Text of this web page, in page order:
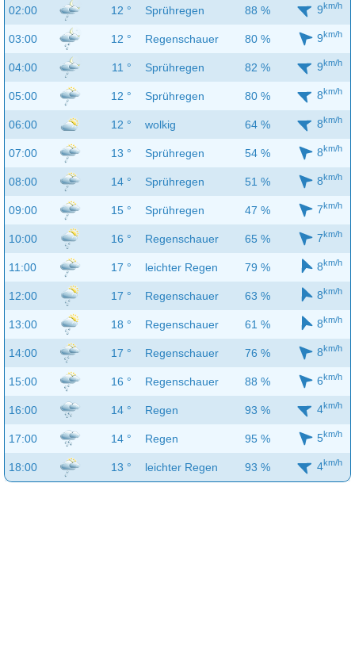
02:00 12 ° Sprühregen 88 % 9km/h
03:00 12 ° Regenschauer 80 % 9km/h
04:00 11 ° Sprühregen 82 % 9km/h
05:00 12 ° Sprühregen 80 % 8km/h
06:00 12 ° wolkig 64 % 8km/h
07:00 13 ° Sprühregen 54 % 8km/h
08:00 14 ° Sprühregen 51 % 8km/h
09:00 15 ° Sprühregen 47 % 7km/h
10:00 16 ° Regenschauer 65 % 7km/h
11:00 17 ° leichter Regen 79 % 8km/h
12:00 17 ° Regenschauer 63 % 8km/h
13:00 18 ° Regenschauer 61 % 8km/h
14:00 17 ° Regenschauer 76 % 8km/h
15:00 16 ° Regenschauer 88 % 6km/h
16:00 14 ° Regen 93 % 4km/h
17:00 14 ° Regen 95 % 5km/h
18:00 13 ° leichter Regen 93 % 4km/h